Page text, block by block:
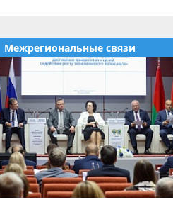
Межрегиональные связи